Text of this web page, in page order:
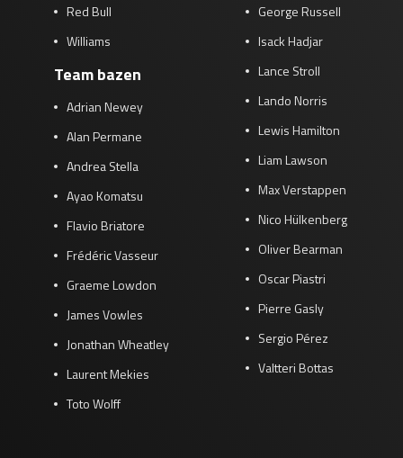
Red Bull
Williams
Team bazen
Adrian Newey
Alan Permane
Andrea Stella
Ayao Komatsu
Flavio Briatore
Frédéric Vasseur
Graeme Lowdon
James Vowles
Jonathan Wheatley
Laurent Mekies
Toto Wolff
George Russell
Isack Hadjar
Lance Stroll
Lando Norris
Lewis Hamilton
Liam Lawson
Max Verstappen
Nico Hülkenberg
Oliver Bearman
Oscar Piastri
Pierre Gasly
Sergio Pérez
Valtteri Bottas